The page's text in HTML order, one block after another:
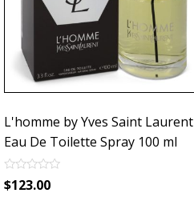
L'homme by Yves Saint Laurent
Eau De Toilette Spray 100 ml
Rated
0
$123.00